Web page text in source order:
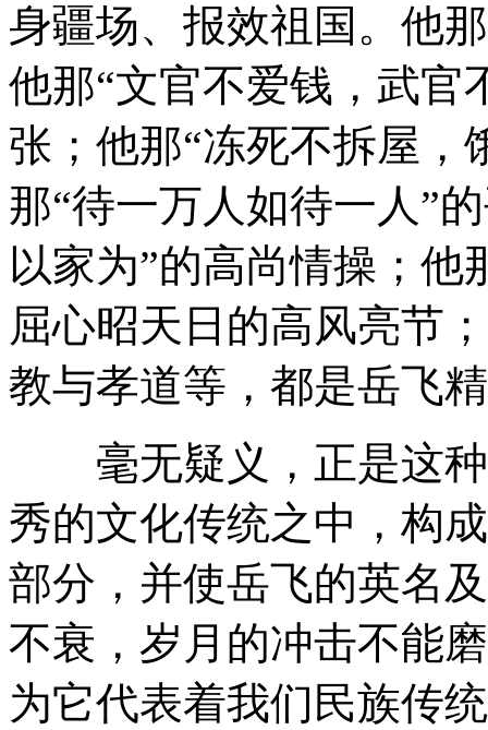
身疆场、报效祖国。他
他那“文官不爱钱，武官
张；他那“冻死不拆屋，
那“待一万人如待一人”
以家为”的高尚情操；
屈心昭天日的高风亮节
教与孝道等，都是岳飞
毫无疑义，正是这种
秀的文化传统之中，构
部分，并使岳飞的英名
不衰，岁月的冲击不能
为它代表着我们民族传